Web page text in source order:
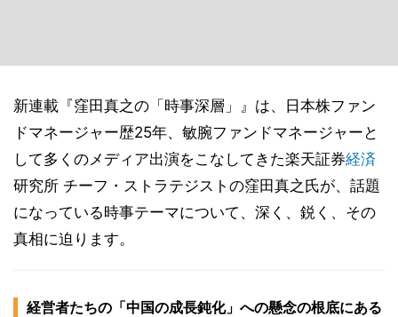
新連載『窪田真之の「時事深層」』は、日本株ファン
ドマネージャー歴25年、敏腕ファンドマネージャーと
して多くのメディア出演をこなしてきた楽天証券経済
研究所 チーフ・ストラテジストの窪田真之氏が、話題
になっている時事テーマについて、深く、鋭く、その
真相に迫ります。
経営者たちの「中国の成長鈍化」への懸念の根底にある